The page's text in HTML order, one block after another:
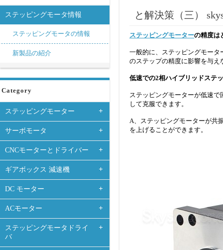
ステッピングモータ情報
ステッピングモータの情報
新製品の紹介
Category
ステッピングモーター
サーボモータ
CNCモーターとドライバー
ギアボックス 減速機
DC モーター
ACモーター
ステッピングモータドライ
バ
と解決策（三）
ステッピングモーターの精度は
一般的に、ステッピングモー
のステップの精度に影響を与
低速での2相ハイブリッドステ
ステッピングモーターが低速
して克服できます。
A、ステッピングモーターが共
を上げることができます。